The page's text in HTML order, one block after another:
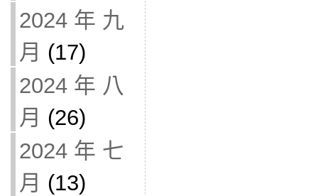
2024 年 九
月 (17)
2024 年 八
月 (26)
2024 年 七
月 (13)